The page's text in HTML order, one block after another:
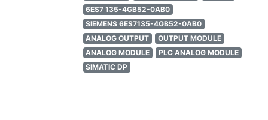
6ES7 135-4GB52-0AB0
SIEMENS 6ES7135-4GB52-0AB0
ANALOG OUTPUT
OUTPUT MODULE
ANALOG MODULE
PLC ANALOG MODULE
SIMATIC DP